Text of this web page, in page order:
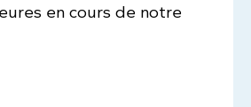
en cours de notre